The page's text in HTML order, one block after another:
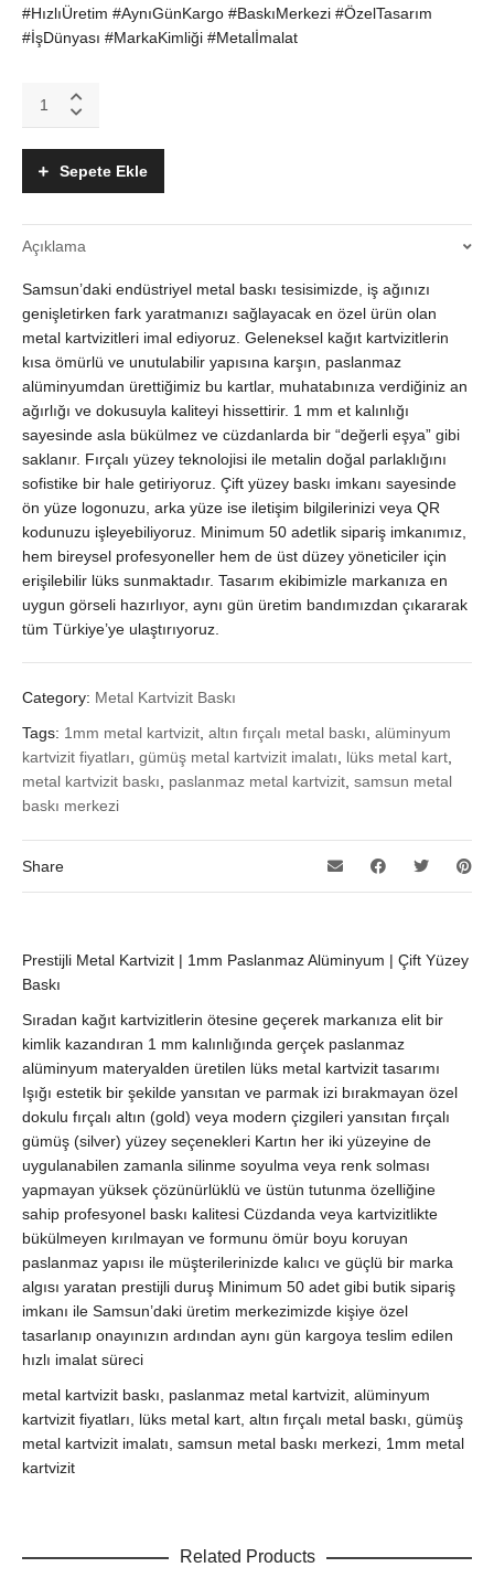
#HızlıÜretim #AynıGünKargo #BaskıMerkezi #ÖzelTasarım
#İşDünyası #MarkaKimliği #Metalİmalat
Metal
1mm
Alüminyum
|
Yüzey
Baskı
quantity
Sepete Ekle
Açıklama
Samsun’daki endüstriyel metal baskı tesisimizde, iş ağınızı
genişletirken fark yaratmanızı sağlayacak en özel ürün olan
metal kartvizitleri imal ediyoruz. Geleneksel kağıt kartvizitlerin
kısa ömürlü ve unutulabilir yapısına karşın, paslanmaz
alüminyumdan ürettiğimiz bu kartlar, muhatabınıza verdiğiniz an
ağırlığı ve dokusuyla kaliteyi hissettirir. 1 mm et kalınlığı
sayesinde asla bükülmez ve cüzdanlarda bir “değerli eşya” gibi
saklanır. Fırçalı yüzey teknolojisi ile metalin doğal parlaklığını
sofistike bir hale getiriyoruz. Çift yüzey baskı imkanı sayesinde
ön yüze logonuzu, arka yüze ise iletişim bilgilerinizi veya QR
kodunuzu işleyebiliyoruz. Minimum 50 adetlik sipariş imkanımız,
hem bireysel profesyoneller hem de üst düzey yöneticiler için
erişilebilir lüks sunmaktadır. Tasarım ekibimizle markanıza en
uygun görseli hazırlıyor, aynı gün üretim bandımızdan çıkararak
tüm Türkiye’ye ulaştırıyoruz.
Category: Metal Kartvizit Baskı
Tags: 1mm metal kartvizit altın fırçalı metal baskı alüminyum
kartvizit fiyatları gümüş metal kartvizit imalatı lüks metal kart
metal kartvizit baskı
paslanmaz metal kartvizit samsun metal
baskı merkezi
Share
Prestijli Metal Kartvizit | 1mm Paslanmaz Alüminyum | Çift Yüzey
Baskı
Sıradan kağıt kartvizitlerin ötesine geçerek markanıza elit bir
kimlik kazandıran 1 mm kalınlığında gerçek paslanmaz
alüminyum materyalden üretilen lüks metal kartvizit tasarımı
Işığı estetik bir şekilde yansıtan ve parmak izi bırakmayan özel
dokulu fırçalı altın (gold) veya modern çizgileri yansıtan fırçalı
gümüş (silver) yüzey seçenekleri Kartın her iki yüzeyine de
uygulanabilen zamanla silinme soyulma veya renk solması
yapmayan yüksek çözünürlüklü ve üstün tutunma özelliğine
sahip profesyonel baskı kalitesi Cüzdanda veya kartvizitlikte
bükülmeyen kırılmayan ve formunu ömür boyu koruyan
paslanmaz yapısı ile müşterilerinizde kalıcı ve güçlü bir marka
algısı yaratan prestijli duruş Minimum 50 adet gibi butik sipariş
imkanı ile Samsun’daki üretim merkezimizde kişiye özel
tasarlanıp onayınızın ardından aynı gün kargoya teslim edilen
hızlı imalat süreci
metal kartvizit baskı, paslanmaz metal kartvizit, alüminyum
kartvizit fiyatları, lüks metal kart, altın fırçalı metal baskı, gümüş
metal kartvizit imalatı, samsun metal baskı merkezi, 1mm metal
kartvizit
Related Products